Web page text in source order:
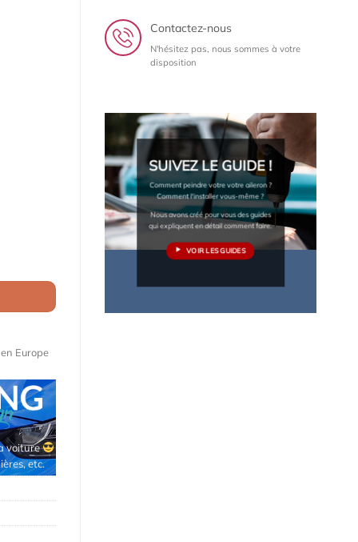
Contactez-nous
N'hésitez pas, nous sommes à votre
disposition
SUIVEZ LE GUIDE !
Comment peindre votre votre aileron ?
Comment l'installer vous-même ?
Nous avons créé pour vous des guides
qui expliquent en détail comment faire.
VOIR LES GUIDES
Europe